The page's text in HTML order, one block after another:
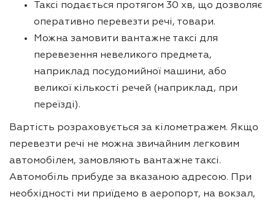
Таксі подається протягом 30 хв, що дозволяє
оперативно перевезти речі, товари.
Можна замовити вантажне таксі для
перевезення невеликого предмета,
наприклад посудомийної машини, або
великої кількості речей (наприклад, при
переїзді).
Вартість розраховується за кілометражем. Якщо
перевезти речі не можна звичайним легковим
автомобілем, замовляють вантажне таксі.
Автомобіль прибуде за вказаною адресою. При
необхідності ми приїдемо в аеропорт, на вокзал,